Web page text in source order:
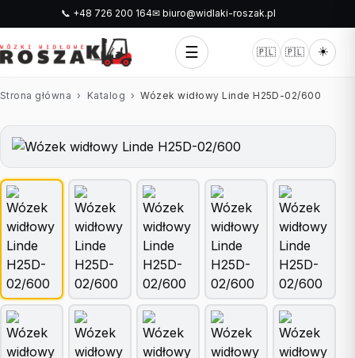
📞 +48 726 200 164✉ biuro@widlaki-roszak.pl
☰ 🇵🇱 🇵🇱 ☀️
Strona główna › Katalog ›Wózek widłowy Linde H25D-02/600